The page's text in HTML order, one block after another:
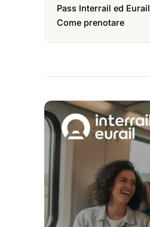
Pass Interrail ed Eurail
Come prenotare